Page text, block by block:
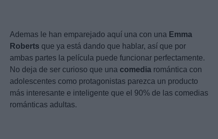
Ademas le han emparejado aquí una con una Emma
Roberts que ya está dando que hablar, así que por
ambas partes la película puede funcionar perfectamente.
No deja de ser curioso que una comedia romántica con
adolescentes como protagonistas parezca un producto
más interesante e inteligente que el 90% de las comedias
románticas adultas.